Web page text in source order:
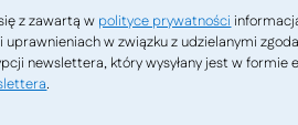
z zawartą w polityce prywatności
uprawnieniach w związku z udzielanymi
newslettera, który wysyłany jest w formie
.